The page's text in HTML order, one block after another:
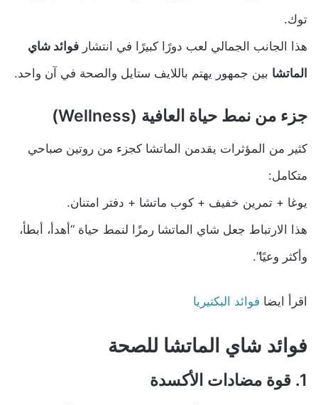
توك.
هذا الجانب الجمالي لعب دورًا كبيرًا في انتشار فوائد شاي
الماتشا بين جمهور يهتم باللايف ستايل والصحة في آن واحد.
جزء من نمط حياة العافية (Wellness)
كثير من المؤثرات يقدمن الماتشا كجزء من روتين صباحي
متكامل:
يوغا + تمرين خفيف + كوب ماتشا + دفتر امتنان.
هذا الارتباط جعل شاي الماتشا رمزًا لنمط حياة “أهدأ، أبطأ،
وأكثر وعيًا”.
اقرأ ايضا فوائد البكتيريا
فوائد شاي الماتشا للصحة
1. قوة مضادات الأكسدة